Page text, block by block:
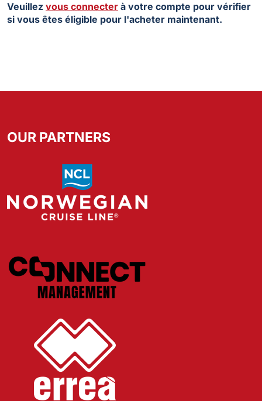
Veuillez vous connecter à votre compte pour vérifier
si vous êtes éligible pour l'acheter maintenant.
OUR PARTNERS